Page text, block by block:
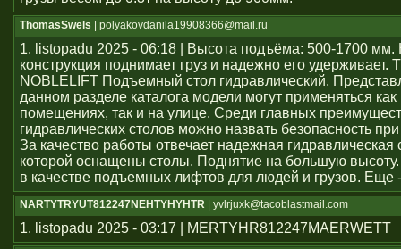
ThomasSwels | polyakovdanila19908366@mail.ru
1. listopadu 2025 - 06:18 | Высота подъёма: 500-1700
конструкция поднимает груз и надежно его удерживает.
NOBLELIFT Подъемный стол гидравлический.
данном разделе каталога модели могут применяться
помещениях, так и на улице. Среди главных
гидравлических столов можно назвать безопасность
За качество работы отвечает надежная гидравлическая
которой оснащены столы. Поднятие на большую
в качестве подъемных лифтов для людей и грузов. Еще
NARTYTRYUT812247NEHTYHYHTR | yvlrjuxk@tacoblastmail.com
1. listopadu 2025 - 03:17 | MERTYHR812247MAERWETT